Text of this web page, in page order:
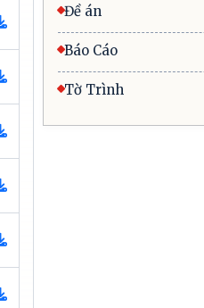
Đề án
Báo Cáo
Tờ Trình